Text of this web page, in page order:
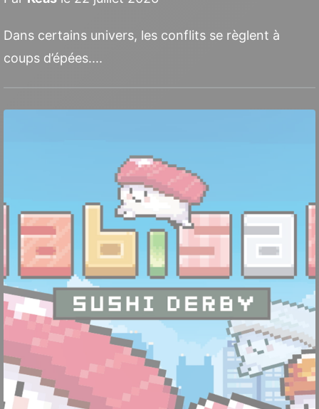
Dans certains univers, les conflits se règlent à
coups d’épées....